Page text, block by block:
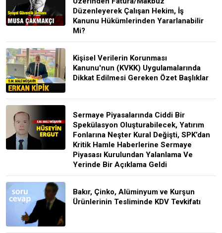
Düzenleyerek Çalışan Hekim, İş
Kanunu Hükümlerinden Yararlanabilir
Mi?
Kişisel Verilerin Korunması
Kanunu'nun (KVKK) Uygulamalarında
Dikkat Edilmesi Gereken Özet Başlıklar
Sermaye Piyasalarında Ciddi Bir
Spekülasyon Oluşturabilecek, Yatırım
Fonlarına Neşter Kural Değişti, SPK’dan
Kritik Hamle Haberlerine Sermaye
Piyasası Kurulundan Yalanlama Ve
Yerinde Bir Açıklama Geldi
Bakır, Çinko, Alüminyum ve Kurşun
Ürünlerinin Tesliminde KDV Tevkifatı